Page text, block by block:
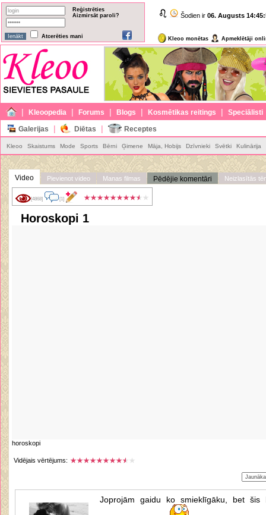
Reģistrēties
Aizmirsāt paroli?
Atcerēties mani
Šodien ir 06. Augusts
Kleoo monētas Apmeklētāji
| Kleoopedia | Forums | Blogs | Kosmētikas reitings | Speciālisti
Galerijas | Diētas | Receptes
Kleoo Skaistums Mode Sports Bērni Ģimene Māja, Hobijs Dzīvnieki Svētki Kulinārija
Video Pievienot video Manas filmas Pēdējie komentāri Neizlasītās
[4868] [1]
Horoskopi 1
horoskopi
Vidējais vērtējums:
Joprojām gaidu ko smieklīgāku, bet šis